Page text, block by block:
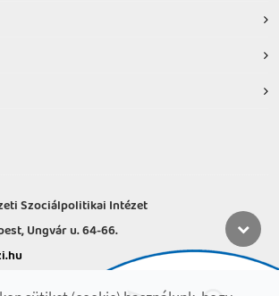
Szociálpolitikai Intézet
Ungvár u. 64-66.